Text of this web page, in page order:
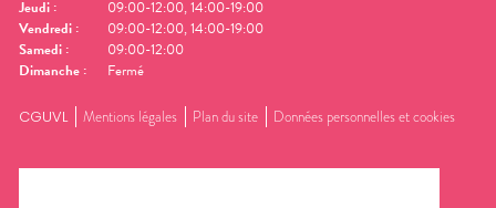
Jeudi :
09:00-12:00, 14:00-19:00
Vendredi :
09:00-12:00, 14:00-19:00
Samedi :
09:00-12:00
Dimanche : Fermé
CGUVL Mentions légales Plan du site Données personnelles et cookies